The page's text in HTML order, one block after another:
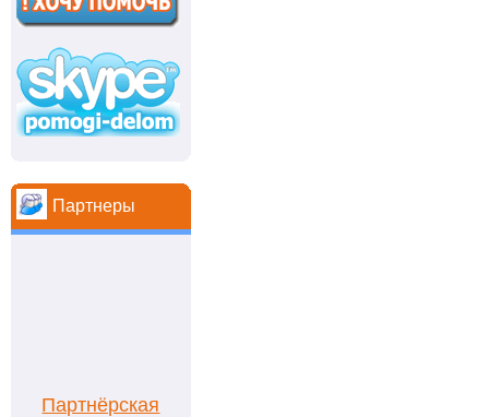
Партнеры
Партнёрская